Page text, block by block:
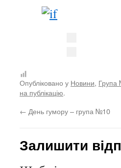
Опубліковано у Новини, Група
на публікацію.
← День гумору – група №10
Залишити